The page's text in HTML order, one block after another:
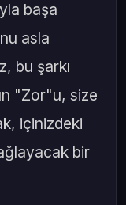
başa
asla
bu şarkı
"Zor"u, size
içinizdeki
bir